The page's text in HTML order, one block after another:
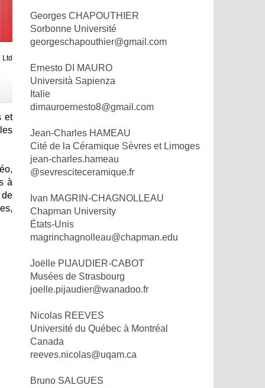
Ltd
et
à
Georges CHAPOUTHIER
Sorbonne Université
georgeschapouthier@gmail.com
Ernesto DI MAURO
Università Sapienza
Italie
dimauroernesto8@gmail.com
Jean-Charles HAMEAU
Cité de la Céramique Sèvres et Limoges
jean-charles.hameau
@sevresciteceramique.fr
Ivan MAGRIN-CHAGNOLLEAU
Chapman University
États-Unis
magrinchagnolleau@chapman.edu
Joëlle PIJAUDIER-CABOT
Musées de Strasbourg
joelle.pijaudier@wanadoo.fr
Nicolas REEVES
Université du Québec à Montréal
Canada
reeves.nicolas@uqam.ca
Bruno SALGUES